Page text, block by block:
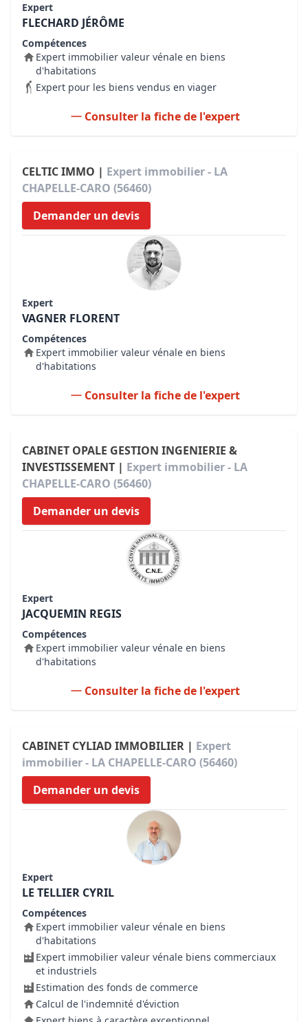
Expert
FLECHARD JÉRÔME
Compétences
Expert immobilier valeur vénale en biens
d'habitations
Expert pour les biens vendus en viager
Consulter la fiche de l'expert
CELTIC IMMO | Expert immobilier - LA
CHAPELLE-CARO (56460)
Demander un devis
Expert
VAGNER FLORENT
Compétences
Expert immobilier valeur vénale en biens
d'habitations
Consulter la fiche de l'expert
CABINET OPALE GESTION INGENIERIE &
INVESTISSEMENT | Expert immobilier - LA
CHAPELLE-CARO (56460)
Demander un devis
Expert
JACQUEMIN REGIS
Compétences
Expert immobilier valeur vénale en biens
d'habitations
Consulter la fiche de l'expert
CABINET CYLIAD IMMOBILIER | Expert
immobilier - LA CHAPELLE-CARO (56460)
Demander un devis
Expert
LE TELLIER CYRIL
Compétences
Expert immobilier valeur vénale en biens
d'habitations
Expert immobilier valeur vénale biens commerciaux
et industriels
Estimation des fonds de commerce
Calcul de l'indemnité d'éviction